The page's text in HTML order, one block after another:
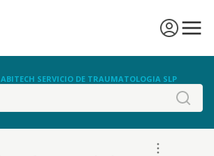
ABITECH SERVICIO DE TRAUMATOLOGIA SLP